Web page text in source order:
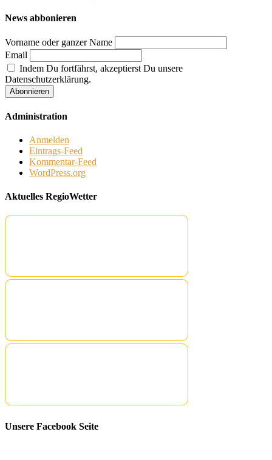
News abbonieren
Vorname oder ganzer Name
Email
Indem Du fortfährst, akzeptierst Du unsere
Datenschutzerklärung.
Administration
Anmelden
Eintrags-Feed
Kommentar-Feed
WordPress.org
Aktuelles RegioWetter
Unsere Facebook Seite